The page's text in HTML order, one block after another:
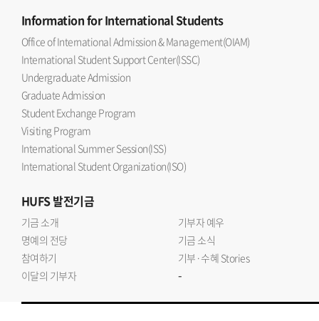
Informationfor International Students
Office of International Admission & Management(OIAM)
International Student Support Center(ISSC)
Undergraduate Admission
Graduate Admission
Student Exchange Program
Visiting Program
International Summer Session(ISS)
International Student Organization(ISO)
HUFS발전기금
기금 소개
기부자 예우
명예의 전당
기금 소식
참여하기
기부·수혜 Stories
이달의 기부자
-